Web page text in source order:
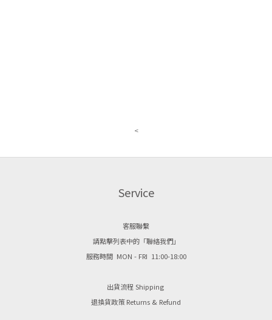
<
Service
客服聯繫
請點擊列表中的「聯絡我們」
服務時間 MON - FRI 11:00-18:00
出貨流程 Shipping
退換貨政策 Returns & Refund